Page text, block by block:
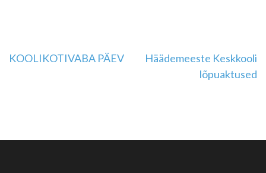
Navigeerimine
KOOLIKOTIVABA PÄEV
Häädemeeste Keskkooli
lõpuaktused